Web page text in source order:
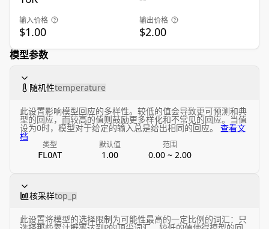
输入价格
$1.00
输出价格
$2.00
模型参数
随机性temperature
此设置影响模型回应的多样性。较低的值会导致更可预测和典
型的回应，而较高的值则鼓励更多样化和不常见的回应。当值
设为0时，模型对于给定的输入总是给出相同的回应。 查看文
档
类型
FLOAT
默认值
1.00
范围
0.00 ~ 2.00
核采样top_p
此设置将模型的选择限制为可能性最高的一定比例的词汇：只